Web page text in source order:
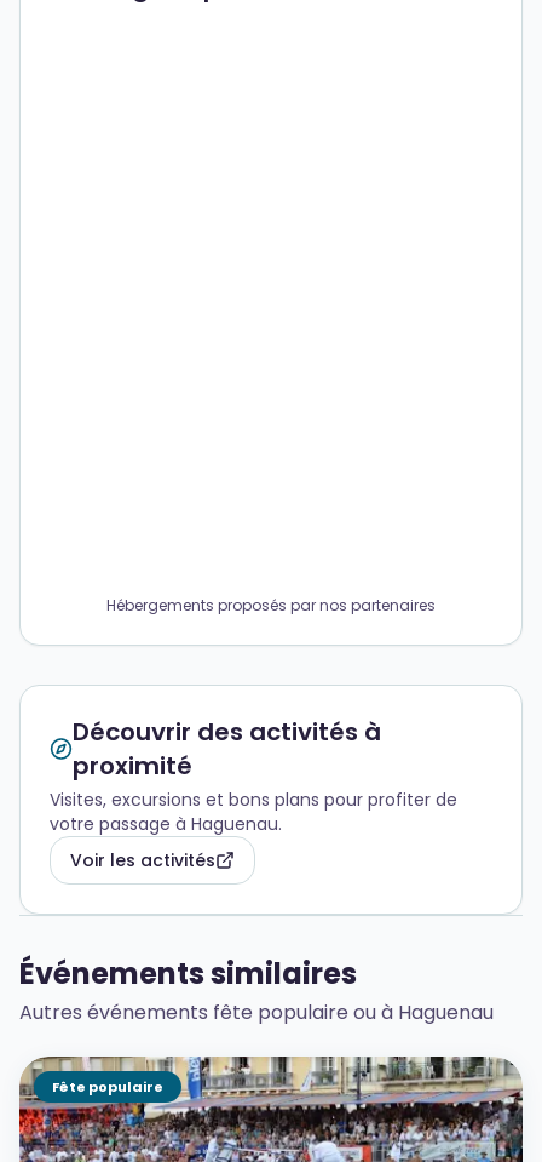
Hébergements proposés par nos partenaires
Découvrir des activités à
proximité
Visites, excursions et bons plans pour profiter de
votre passage à Haguenau.
Voir les activités
Événements similaires
Autres événements fête populaire ou à Haguenau
Fête populaire